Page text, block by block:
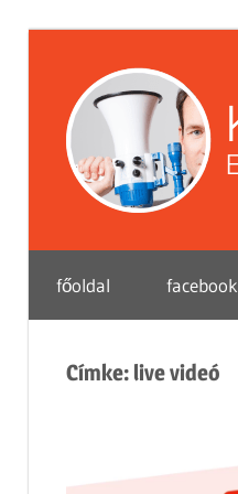
content
közösségi
marketing
vállalkozások
főoldal facebook
Címke: live videó